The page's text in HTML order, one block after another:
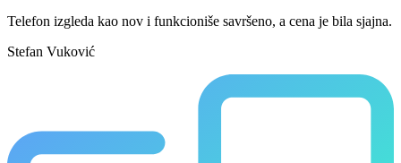
Telefon izgleda kao nov i funkcioniše savršeno, a cena je bila sjajna.
Stefan Vuković